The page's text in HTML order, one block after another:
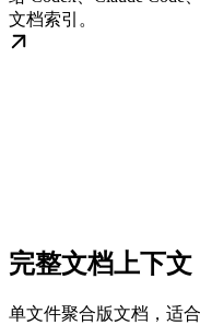
文档索引。
完整文档上下文
单文件聚合版文档，适